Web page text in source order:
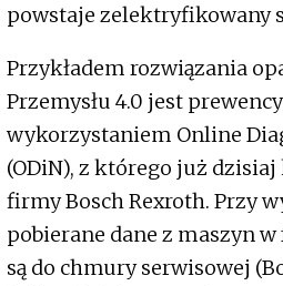
powstaje zelektryfikowany
Przykładem rozwiązania
Przemysłu 4.0 jest
wykorzystaniem Online
(ODiN), z którego już
firmy Bosch Rexroth. Przy
pobierane dane z maszyn w
są do chmury serwisowej